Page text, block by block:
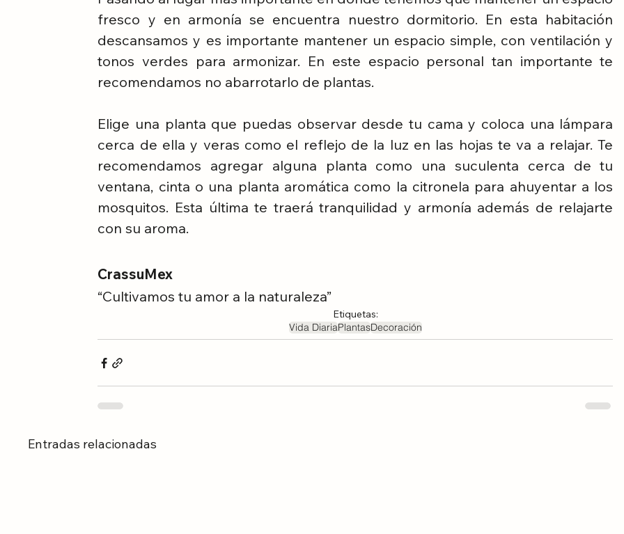
fresco y en armonía se encuentra nuestro dormitorio. En esta habitación
descansamos y es importante mantener un espacio simple, con ventilación y
tonos verdes para armonizar. En este espacio personal tan importante te
recomendamos no abarrotarlo de plantas.
Elige una planta que puedas observar desde tu cama y coloca una lámpara
cerca de ella y veras como el reflejo de la luz en las hojas te va a relajar. Te
recomendamos agregar alguna planta como una suculenta cerca de tu
ventana, cinta o una planta aromática como la citronela para ahuyentar a los
mosquitos. Esta última te traerá tranquilidad y armonía además de relajarte
con su aroma.
CrassuMex
“Cultivamos tu amor a la naturaleza”
Etiquetas:
Vida DiariaPlantasDecoración
Entradas relacionadas